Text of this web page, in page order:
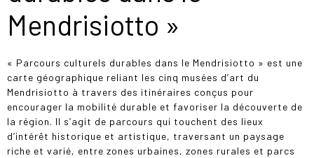
Mendrisiotto »
« Parcours culturels durables dans le Mendrisiotto » est une
carte géographique reliant les cinq musées d’art du
Mendrisiotto à travers des itinéraires conçus pour
encourager la mobilité durable et favoriser la découverte de
la région. Il s’agit de parcours qui touchent des lieux
d’intérêt historique et artistique, traversant un paysage
riche et varié, entre zones urbaines, zones rurales et parcs